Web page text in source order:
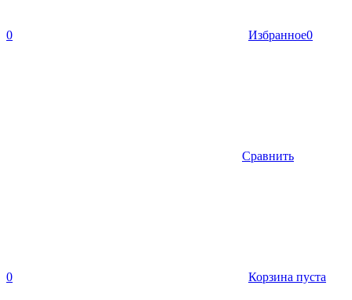
0 Избранное0
Сравнить
0 Корзина пуста